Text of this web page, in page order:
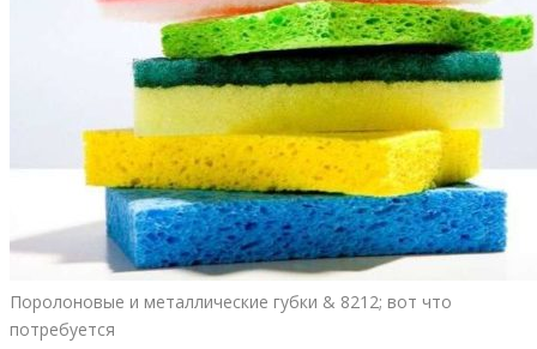
Поролоновые и металлические губки & 8212; вот что
потребуется